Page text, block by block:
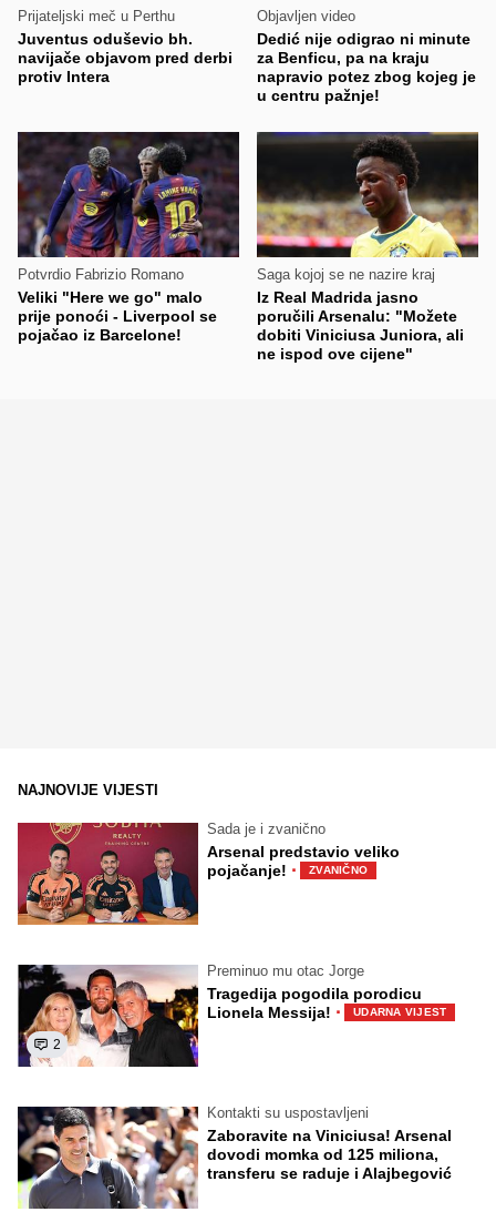
Prijateljski meč u Perthu
Juventus oduševio bh.
navijače objavom pred derbi
protiv Intera
Objavljen video
Dedić nije odigrao ni minute
za Benficu, pa na kraju
napravio potez zbog kojeg je
u centru pažnje!
Potvrdio Fabrizio Romano
Veliki "Here we go" malo
prije ponoći - Liverpool se
pojačao iz Barcelone!
Saga kojoj se ne nazire kraj
Iz Real Madrida jasno
poručili Arsenalu: "Možete
dobiti Viniciusa Juniora, ali
ne ispod ove cijene"
NAJNOVIJE VIJESTI
Sada je i zvanično
Arsenal predstavio veliko
pojačanje! · ZVANIČNO
2
Preminuo mu otac Jorge
Tragedija pogodila porodicu
Lionela Messija! · UDARNA VIJEST
Kontakti su uspostavljeni
Zaboravite na Viniciusa! Arsenal
dovodi momka od 125 miliona,
transferu se raduje i Alajbegović